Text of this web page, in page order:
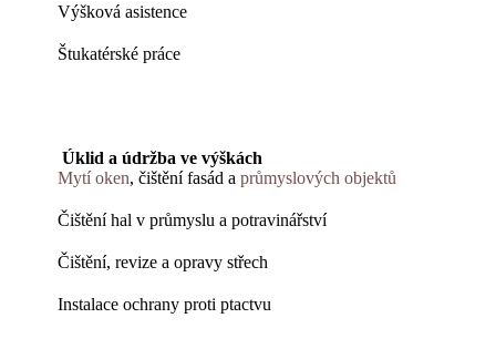
Výšková asistence
Štukatérské práce
Úklid a údržba ve výškách
Mytí oken,čištění fasád aprůmyslových objektů
Čištění hal v průmyslu a potravinářství
Čištění, revize a opravy střech
Instalace ochrany proti ptactvu